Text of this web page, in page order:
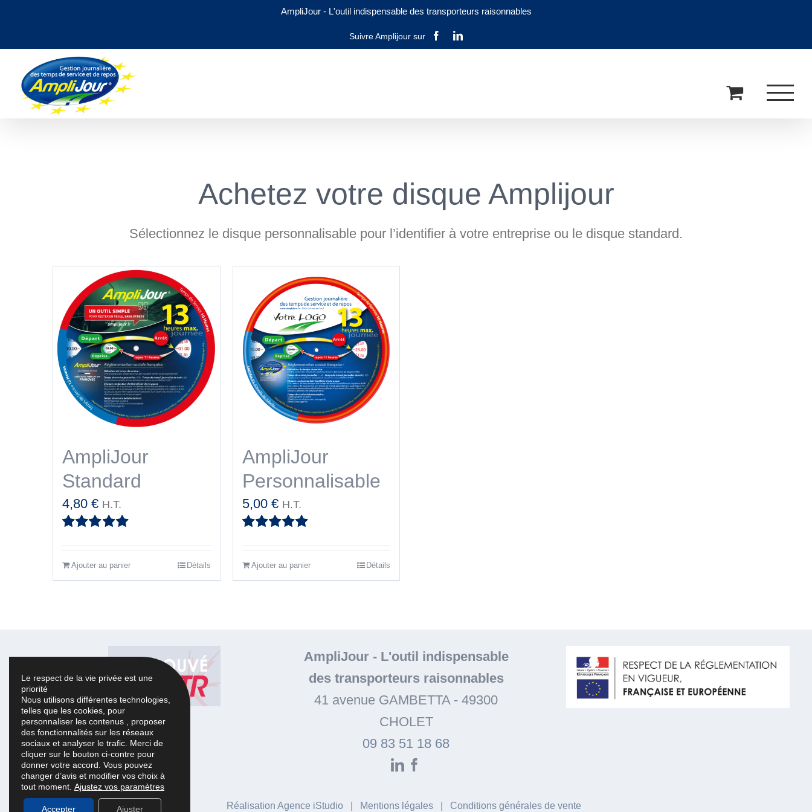
contenu
AmpliJour- L'outil indispensable des transporteurs raisonnables
FacebookLinkedIn
Achetez votre disque Amplijour
Sélectionnez le disque personnalisable pour l’identifier à votre entreprise ou le disque standard.
AmpliJour
Standard
5
4,80 € H.T.
Ajouter au panier Détails
AmpliJour
Personnalisable
5
5,00 € H.T.
Ajouter au panier Détails
AmpliJour- L'outil indispensable
des transporteurs raisonnables
41 avenue GAMBETTA- 49300
CHOLET
09 83 51 18 68
LinkedIn
Réalisation Agence iStudio| Mentions légales| Conditions générales de vente
Le respect de la vie privée est une
priorité
Nous utilisons différentes technologies,
telles que les cookies, pour
personnaliser les contenus , proposer
des fonctionnalités sur les réseaux
sociaux et analyser le trafic. Merci de
cliquer sur le bouton ci-contre pour
donner votre accord. Vous pouvez
changer d’avis et modifier vos choix à
tout moment. Ajustez vos paramètres
Accepter Ajuster